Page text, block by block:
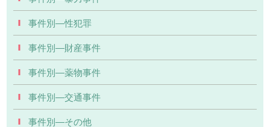
事件別―性犯罪
事件別―財産事件
事件別―薬物事件
事件別―交通事件
事件別―その他